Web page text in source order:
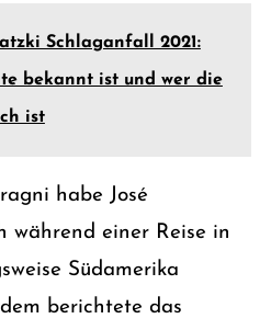
Schlaganfall 2021:
bekannt ist und wer die
ist
habe José
während einer Reise in
Südamerika
berichtete das